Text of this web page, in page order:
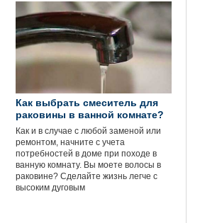
Как выбрать смеситель для
раковины в ванной комнате?
Как и в случае с любой заменой или
ремонтом, начните с учета
потребностей в доме при походе в
ванную комнату. Вы моете волосы в
раковине? Сделайте жизнь легче с
высоким дуговым